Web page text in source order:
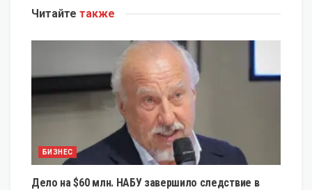
Читайте также
БИЗНЕС
Дело на $60 млн. НАБУ завершило следствие в